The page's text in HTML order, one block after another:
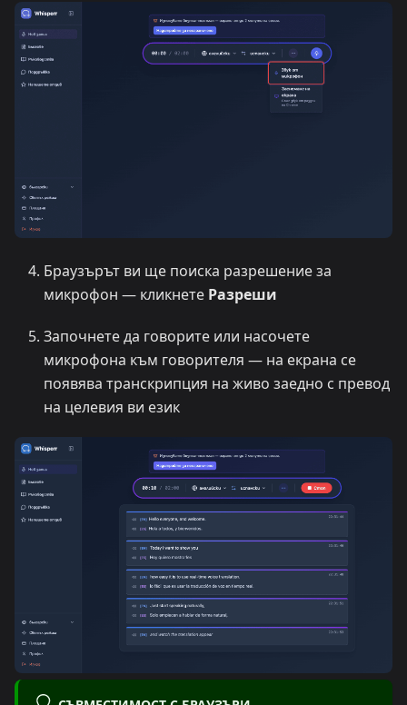
Браузърът ви ще поиска разрешение за
микрофон — кликнете Разреши
Започнете да говорите или насочете
микрофона към говорителя — на екрана се
появява транскрипция на живо заедно с превод
на целевия ви език